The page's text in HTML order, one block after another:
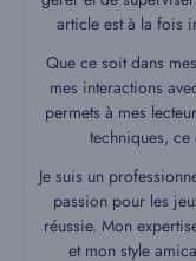
article est à la fois
Que ce soit dans
mes interactions
permets à mes
techniques,
Je suis un
passion pour les
réussie. Mon
et mon style